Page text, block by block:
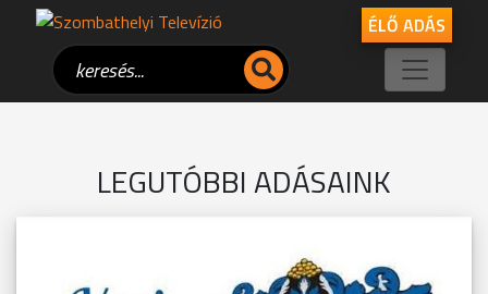
ÉLŐ ADÁS
LEGUTÓBBI ADÁSAINK